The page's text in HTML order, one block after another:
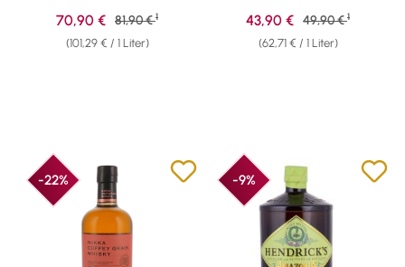
(101,29 € / 1 Liter)
Verkaufspreis:
70,90 € Regulärer Preis:
81,90 € 1
(62,71 € / 1 Liter)
Verkaufspreis:
43,90 € Regulärer Preis:
49,90 € 1
-22% -9%